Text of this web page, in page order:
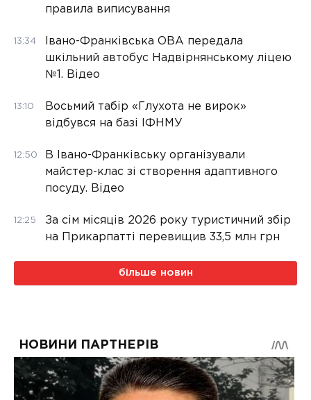
правила виписування
13:34
Івано-Франківська ОВА передала
шкільний автобус Надвірнянському ліцею
№1. Відео
13:10
Восьмий табір «Глухота не вирок»
відбувся на базі ІФНМУ
12:50
В Івано-Франківську організували
майстер-клас зі створення адаптивного
посуду. Відео
12:25
За сім місяців 2026 року туристичний збір
на Прикарпатті перевищив 33,5 млн грн
більше новин